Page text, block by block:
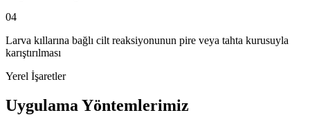
04
Larva kıllarına bağlı cilt reaksiyonunun pire veya tahta kurusuyla
karıştırılması
Yerel İşaretler
Uygulama Yöntemlerimiz